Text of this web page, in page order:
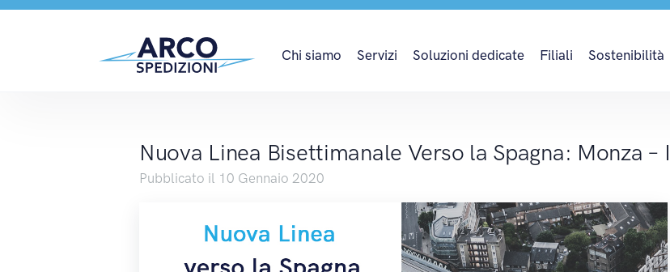
Chi siamo Servizi Soluzioni dedicate Filiali Sostenibilità
Nuova Linea Bisettimanale Verso la
Nuova Linea Bisettimanale Verso la Spagna: Monza –
Pubblicato il 10 Gennaio 2020